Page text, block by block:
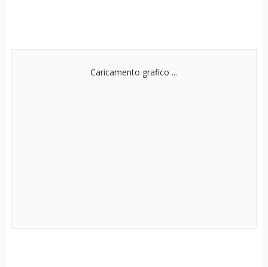
Caricamento grafico ...